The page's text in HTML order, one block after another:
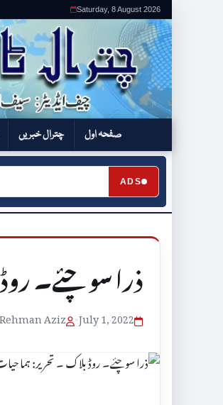
Saturday, 8 August 2026
صفحہ اول چترال خبریں
ADS
ذرا سوچئے۔
July 1, 2022
•
Aziz